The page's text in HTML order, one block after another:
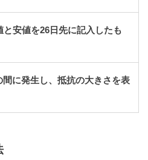
と安値を26日先に記入したも
間に発生し、抵抗の大きさを表